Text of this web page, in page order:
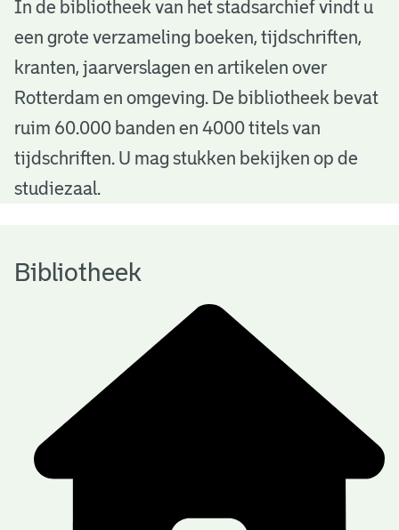
B
b
o
h
In de bibliotheek van het stadsarchief vindt u
een grote verzameling boeken, tijdschriften,
kranten, jaarverslagen en artikelen over
Rotterdam en omgeving. De bibliotheek bevat
ruim 60.000 banden en 4000 titels van
tijdschriften. U mag stukken bekijken op de
studiezaal.
Bibliotheek